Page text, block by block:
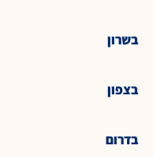
בשרון
בצפון
בדרום